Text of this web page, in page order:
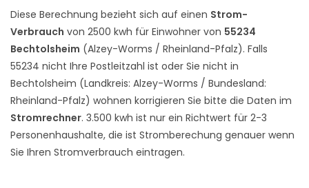
Diese Berechnung bezieht sich auf einen Strom-
Verbrauch von 2500 kwh für Einwohner von 55234
Bechtolsheim (Alzey-Worms / Rheinland-Pfalz). Falls
55234 nicht Ihre Postleitzahl ist oder Sie nicht in
Bechtolsheim (Landkreis: Alzey-Worms / Bundesland:
Rheinland-Pfalz) wohnen korrigieren Sie bitte die Daten im
Stromrechner. 3.500 kwh ist nur ein Richtwert für 2-3
Personenhaushalte, die ist Stromberechung genauer wenn
Sie Ihren Stromverbrauch eintragen.